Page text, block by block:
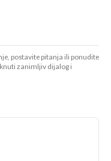
postavite pitanja ili ponudite
zanimljiv dijalog i